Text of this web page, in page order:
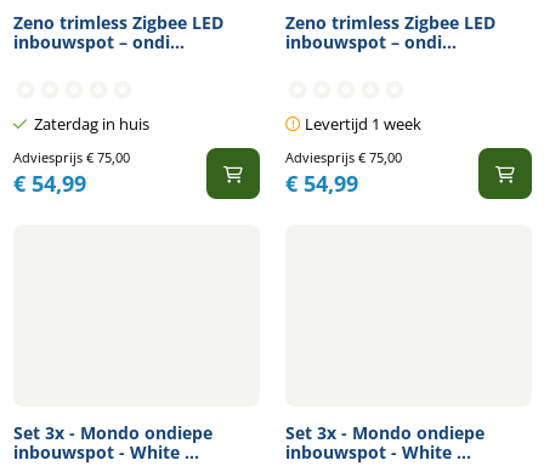
Zeno trimless Zigbee LED
inbouwspot – ondi...
Zaterdag in huis
Adviesprijs €75,00
€54,99
Zeno trimless Zigbee LED
inbouwspot – ondi...
Levertijd 1 week
Adviesprijs €75,00
€54,99
Set 3x - Mondo ondiepe
inbouwspot - White ...
Set 3x - Mondo ondiepe
inbouwspot - White ...